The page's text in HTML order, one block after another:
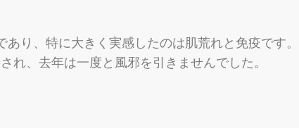
り、 特に大きく実感したのは肌荒れと免疫です。
れ、去年は一度と風邪を引きませんでした。